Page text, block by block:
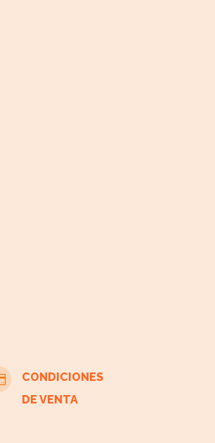
CONDICIONES
DE VENTA